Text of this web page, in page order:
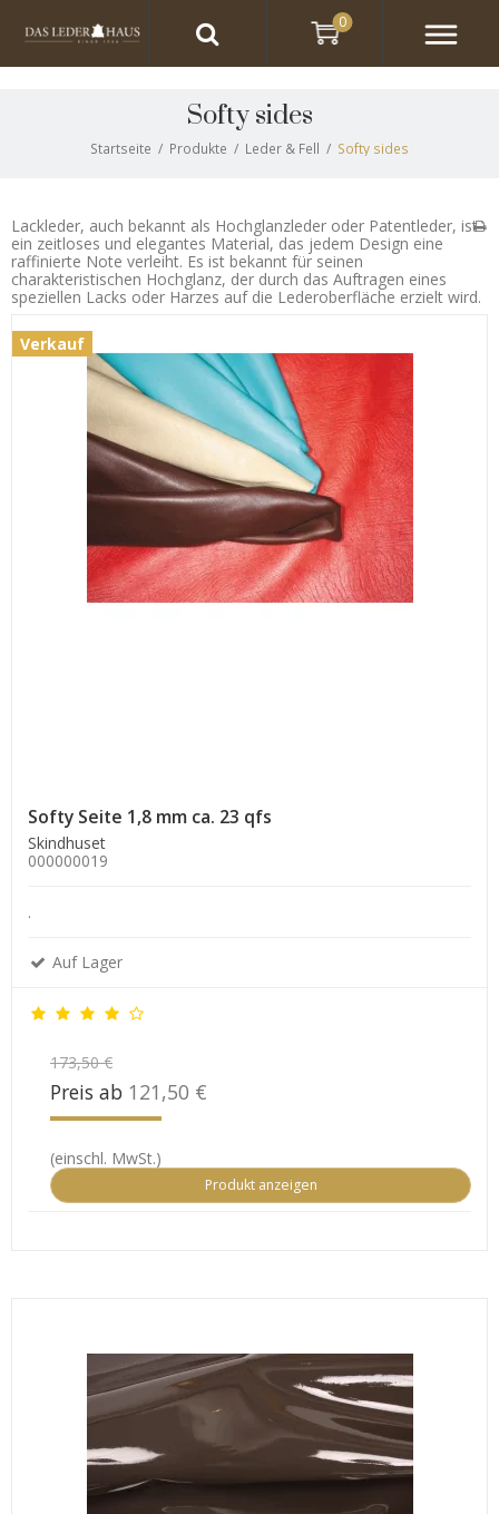
Softy sides
Startseite / Produkte / Leder & Fell / Softy sides
Lackleder, auch bekannt als Hochglanzleder oder Patentleder, ist
ein zeitloses und elegantes Material, das jedem Design eine
raffinierte Note verleiht. Es ist bekannt für seinen
charakteristischen Hochglanz, der durch das Auftragen eines
speziellen Lacks oder Harzes auf die Lederoberfläche erzielt wird.
Verkauf
Softy Seite 1,8 mm ca. 23 qfs
Skindhuset
000000019
.
Auf Lager
173,50 €
Preis ab 121,50 €
(einschl. MwSt.)
Produkt anzeigen
0